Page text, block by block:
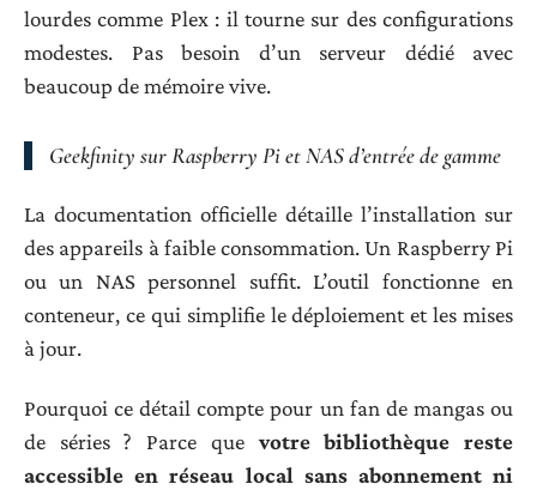
lourdes comme Plex : il tourne sur des configurations
modestes. Pas besoin d’un serveur dédié avec
beaucoup de mémoire vive.
Geekfinity sur Raspberry Pi et NAS d’entrée de gamme
La documentation officielle détaille l’installation sur
des appareils à faible consommation. Un Raspberry Pi
ou un NAS personnel suffit. L’outil fonctionne en
conteneur, ce qui simplifie le déploiement et les mises
à jour.
Pourquoi ce détail compte pour un fan de mangas ou
de séries ? Parce que votre bibliothèque reste
accessible en réseau local sans abonnement ni